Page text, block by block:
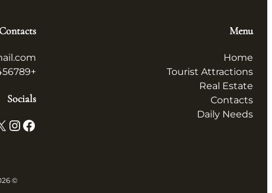
Menu
Home
Tourist Attractions
Real Estate
Contacts
Daily Needs
Contacts
+123456789
Socials
Facebook
Instagram
© 2026 همه چیز در ایران All in Iran. All rights reserved.